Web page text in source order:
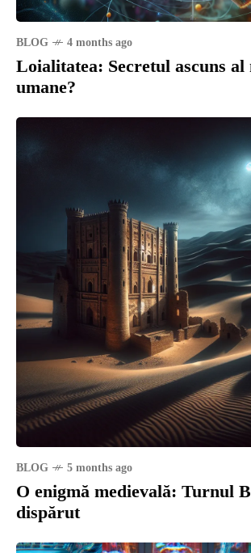
BLOG 4 months ago
Loialitatea: Secretul ascuns
umane?
BLOG 5 months ago
O enigmă medievală: Turnul
dispărut